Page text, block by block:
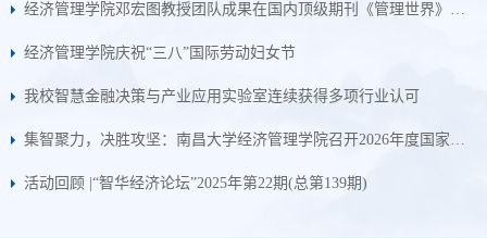
经济管理学院邓宏图教授团队成果在国内顶级期刊《管理世界》正式发表
经济管理学院庆祝“三八”国际劳动妇女节
我校智慧金融决策与产业应用实验室连续获得多项行业认可
集智聚力，决胜攻坚：南昌大学经济管理学院召开2026年度国家课题集中攻坚启动会
活动回顾 |“智华经济论坛”2025年第22期(总第139期)